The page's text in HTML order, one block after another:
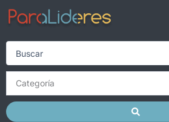
Skip
content
Search